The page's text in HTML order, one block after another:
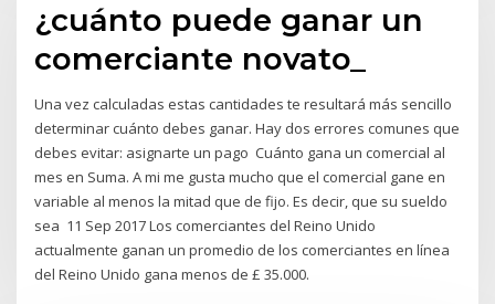
¿cuánto puede ganar un
comerciante novato_
Una vez calculadas estas cantidades te resultará más sencillo
determinar cuánto debes ganar. Hay dos errores comunes que
debes evitar: asignarte un pago Cuánto gana un comercial al
mes en Suma. A mi me gusta mucho que el comercial gane en
variable al menos la mitad que de fijo. Es decir, que su sueldo
sea 11 Sep 2017 Los comerciantes del Reino Unido
actualmente ganan un promedio de los comerciantes en línea
del Reino Unido gana menos de £ 35.000.